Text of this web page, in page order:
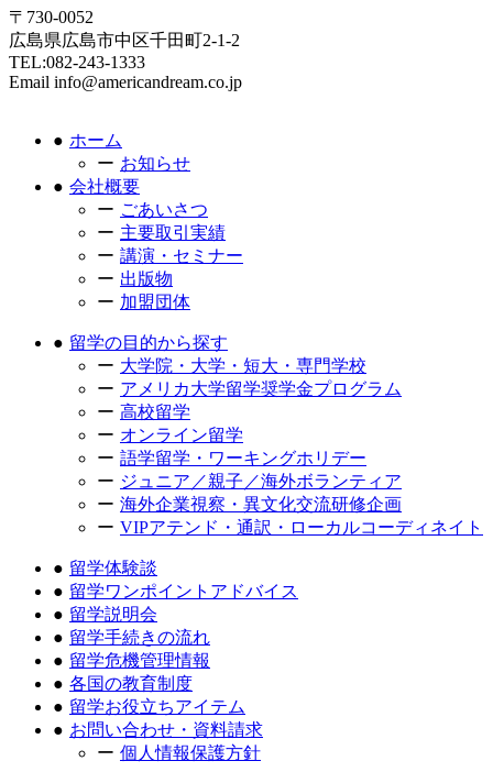
〒730-0052
広島県広島市中区千田町2-1-2
TEL:082-243-1333
Email info@americandream.co.jp
ホーム
お知らせ
会社概要
ごあいさつ
主要取引実績
講演・セミナー
出版物
加盟団体
留学の目的から探す
大学院・大学・短大・専門学校
アメリカ大学留学奨学金プログラム
高校留学
オンライン留学
語学留学・ワーキングホリデー
ジュニア／親子／海外ボランティア
海外企業視察・異文化交流研修企画
VIPアテンド・通訳・ローカルコーディネイト
留学体験談
留学ワンポイントアドバイス
留学説明会
留学手続きの流れ
留学危機管理情報
各国の教育制度
留学お役立ちアイテム
お問い合わせ・資料請求
個人情報保護方針